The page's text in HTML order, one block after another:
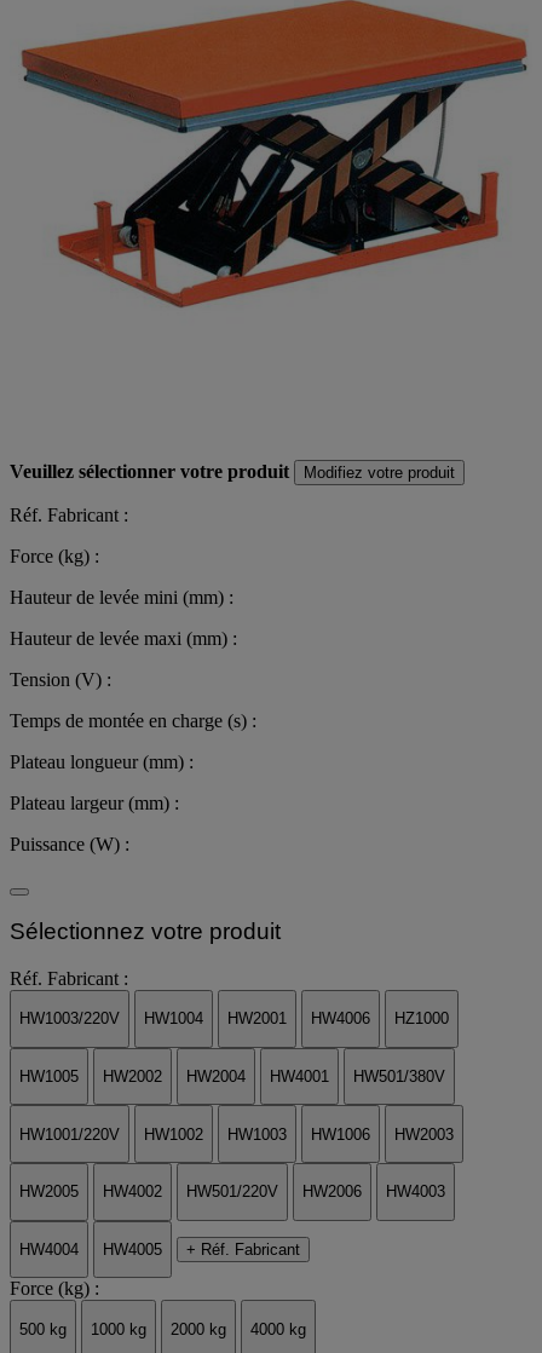
Veuillez sélectionner votre produit Modifiez votre produit
Réf. Fabricant :
Force (kg) :
Hauteur de levée mini (mm) :
Hauteur de levée maxi (mm) :
Tension (V) :
Temps de montée en charge (s) :
Plateau longueur (mm) :
Plateau largeur (mm) :
Puissance (W) :
Sélectionnez votre produit
Réf. Fabricant :
HW1003/220V HW1004 HW2001 HW4006 HZ1000
HW1005 HW2002 HW2004 HW4001 HW501/380V
HW1001/220V HW1002 HW1003 HW1006 HW2003
HW2005 HW4002 HW501/220V HW2006 HW4003
HW4004 HW4005 + Réf. Fabricant
Force (kg) :
500 kg 1000 kg 2000 kg 4000 kg